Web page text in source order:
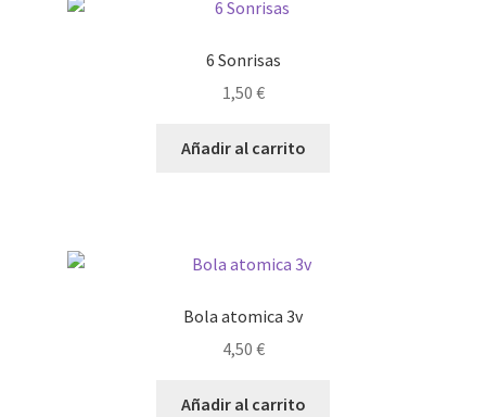
6 Sonrisas
1,50 €
Añadir al carrito
Bola atomica 3v
4,50 €
Añadir al carrito